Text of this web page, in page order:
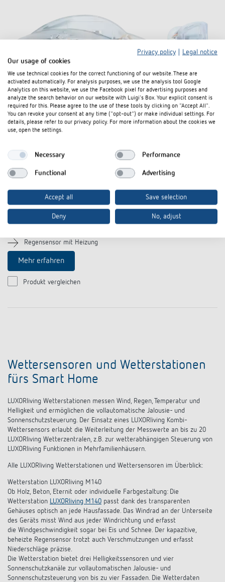
(Artikel-Nr. 4800493)
Kombisensor/Wetterstation LUXORliving
Regensensor mit Heizung
Mehr erfahren
Produkt vergleichen
Wettersensoren und Wetterstationen
fürs Smart Home
LUXORliving Wetterstationen messen Wind, Regen, Temperatur und
Helligkeit und ermöglichen die vollautomatische Jalousie- und
Sonnenschutzsteuerung. Der Einsatz eines LUXORliving Kombi-
Wettersensors erlaubt die Weiterleitung der Messwerte an bis zu 20
LUXORliving Wetterzentralen, z.B. zur wetterabhängigen Steuerung von
LUXORliving Funktionen in Mehrfamilienhäusern.
Alle LUXORliving Wetterstationen und Wettersensoren im Überblick:
Wetterstation LUXORliving M140
Ob Holz, Beton, Eternit oder individuelle Farbgestaltung: Die
Wetterstation LUXORliving M140 passt dank des transparenten
Gehäuses optisch an jede Hausfassade. Das Windrad an der Unterseite
des Geräts misst Wind aus jeder Windrichtung und erfasst
die Windgeschwindigkeit sogar bei Eis und Schnee. Der kapazitive,
beheizte Regensensor trotzt auch Verschmutzungen und erfasst
Niederschläge präzise.
Die Wetterstation bietet drei Helligkeitssensoren und vier
Sonnenschutzkanäle zur vollautomatischen Jalousie- und
Sonnenschutzsteuerung von bis zu vier Fassaden. Die Wetterdaten
Privacy policy
Legal notice
Our usage of cookies
We use technical cookies for the correct functioning of our website. These are
activated automatically. For analysis purposes, we use the analysis tool Google
Analytics on this website, we use the Facebook pixel for advertising purposes and
analyze the search behavior on our website with Luigi's Box. Your explicit consent is
required for this. Please agree to the use of these tools by clicking on "Accept All".
You can revoke your consent at any time ("opt-out") or make individual settings. For
details, please refer to our privacy policy. For more information about the cookies we
use, open the settings.
Necessary Performance
Functional Advertising
Accept all Save selection
Deny No, adjust